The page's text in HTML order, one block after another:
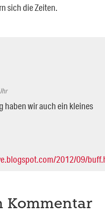
sich die Zeiten.
haben wir auch ein kleines
2012/09/
Kommentar